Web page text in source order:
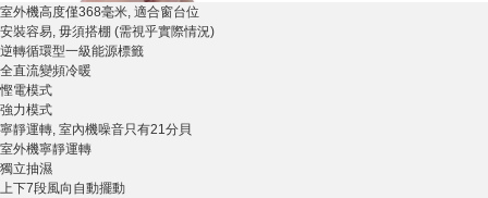
室外機高度僅368毫米, 適合窗台位
安裝容易, 毋須搭棚 (需視乎實際情況)
逆轉循環型一級能源標籤
全直流變頻冷暖
慳電模式
強力模式
寧靜運轉, 室內機噪音只有21分貝
室外機寧靜運轉
獨立抽濕
上下7段風向自動擺動